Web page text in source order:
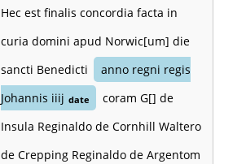
Hec est finalis concordia facta in
curia domini apud Norwic[um] die
sancti Benedicti
anno regni regis
Johannis iiij date
coram G[] de
Insula Reginaldo de Cornhill Waltero
de Crepping Reginaldo de Argentom